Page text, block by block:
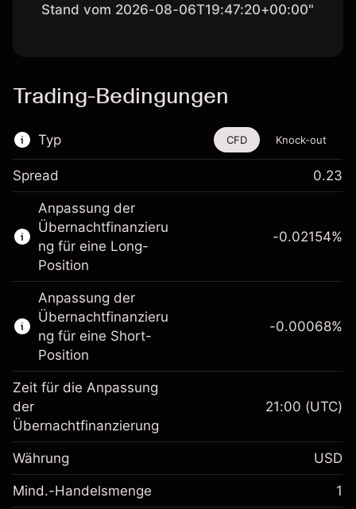
Stand vom 2026-08-06T19:47:20+00:00"
Trading-Bedingungen
Typ
Dieses Finanzinstrument steht für das Traden
über CFDs und Knock-outs zur Verfügung.
Erfahren Sie mehr über:
CFDs
Knock-outs
CFD Knock-out
Spread 0.23
Anpassung der
Übernachtfinanzieru
ng für eine Long-
Position
$1,000.00
Anpassung der
Übernachtfinanzierung
Gebühren aus
Positionswert
-0.02154
%
-0.02154%
Anpassung der
Übernachtfinanzieru
ng für eine Short-
Position
Margin. Ihre Investition
-0.00068%
Zeit für die Anpassung
der
Übernachtfinanzierung
21:00 (UTC)
Währung USD
Mind.-Handelsmenge 1